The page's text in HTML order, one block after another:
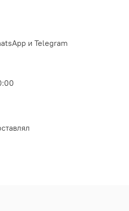
и Telegram